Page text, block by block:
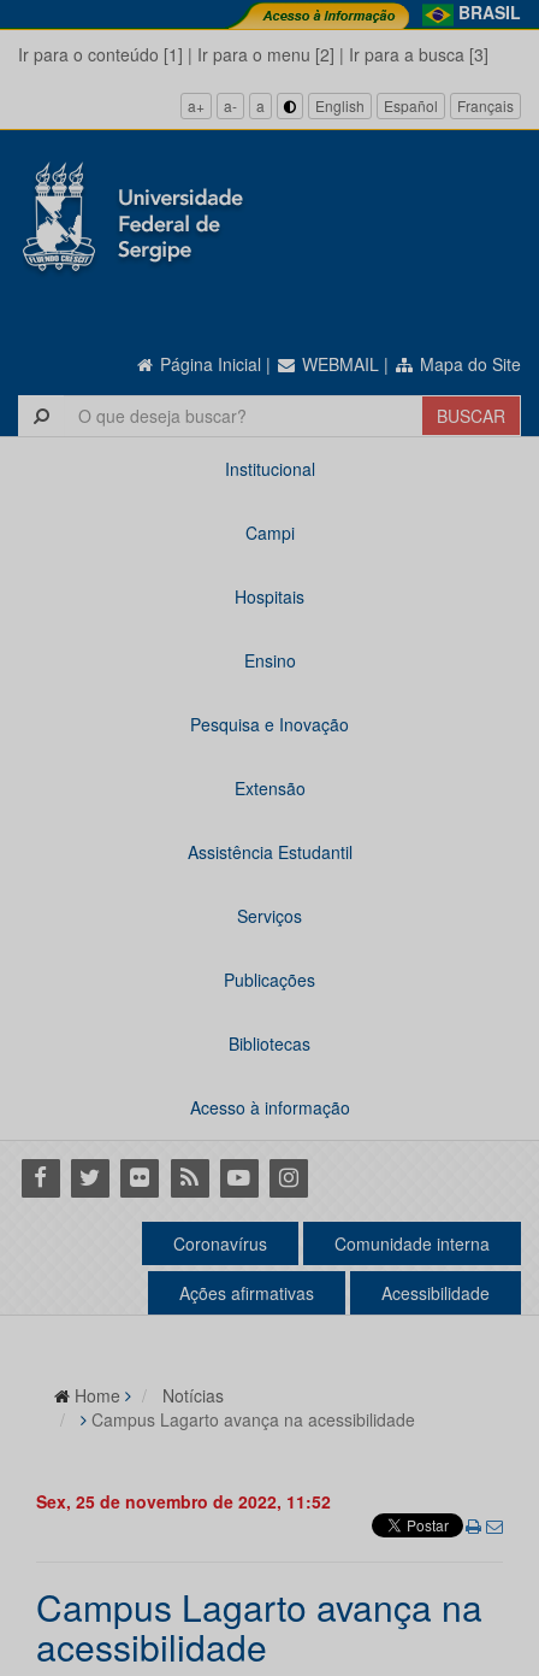
BRASIL
Ir para o conteúdo [1] | Ir para o menu [2] | Ir para a busca [3]
a+ a- a English Español Français
Página Inicial | WEBMAIL | Mapa do Site
Institucional
Campi
Hospitais
Ensino
Pesquisa e Inovação
Extensão
Assistência Estudantil
Serviços
Publicações
Bibliotecas
Acesso à informação
Facebook
Twitter Flickr RSS YoutubeInstagram
Coronavírus Comunidade interna
Ações afirmativas Acessibilidade
Home
Notícias
Campus Lagarto avança na acessibilidade
Sex, 25 de novembro de 2022, 11:52
Campus Lagarto avança na
acessibilidade